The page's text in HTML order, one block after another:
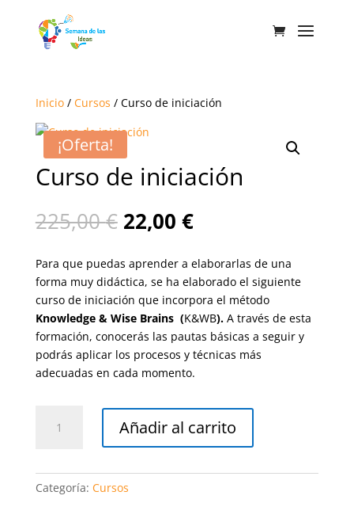
Inicio/ Cursos / Curso de iniciación
¡Oferta!
Curso de iniciación
225,00€ El
precio
original
era:
225,00 €.
22,00 €El
precio
actual
es:
22,00 €.
Para que puedas aprender a elaborarlas de una
forma muy didáctica, se ha elaborado el siguiente
curso de iniciación que incorpora el método
Knowledge & Wise Brains (K&WB). A través de esta
formación, conocerás las pautas básicas a seguir y
podrás aplicar los procesos y técnicas más
adecuadas en cada momento.
Añadir al carrito
Categoría: Cursos